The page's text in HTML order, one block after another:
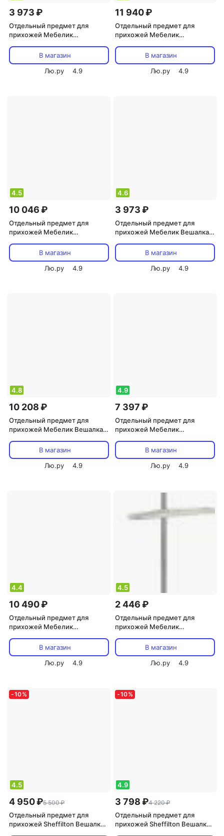
3 973 ₽
Отдельный предмет для
прихожей Мебелик
4607130887271
В магазин
Лю.ру
4.9
11 940 ₽
Отдельный предмет для
прихожей Мебелик
В магазин
Лю.ру
4.9
4.5
10 046 ₽
Отдельный предмет для
прихожей Мебелик
В магазин
Лю.ру
4.9
4.6
3 973 ₽
Отдельный предмет для
прихожей Мебелик Вешалка
металликВ магазин
Лю.ру
4.9
4.8
10 208 ₽
Отдельный предмет для
прихожей Мебелик Вешалка
слоновая кость
В магазин
Лю.ру
4.9
4.9
7 397 ₽
Отдельный предмет для
прихожей Мебелик
В магазин
Лю.ру
4.9
4.4
10 490 ₽
Отдельный предмет для
прихожей Мебелик
4607130880616
В магазин
Лю.ру
4.9
4.5
2 446 ₽
Отдельный предмет для
прихожей Мебелик
4610151416382
В магазин
Лю.ру
4.9
-10%
4.5
4 950 ₽5 500 ₽
Отдельный предмет для
прихожей Sheffilton Вешалка
-10%
4.9
3 798 ₽4 220 ₽
Отдельный предмет для
прихожей Sheffilton Вешалка